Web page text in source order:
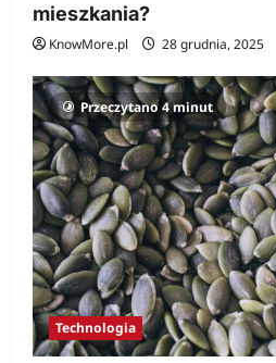
mieszkania?
KnowMore.pl 28 grudnia, 2025
Przeczytano 4 minut
Technologia